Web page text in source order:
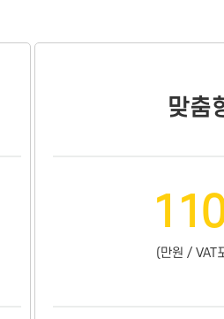
맞춤
(만원 / VAT